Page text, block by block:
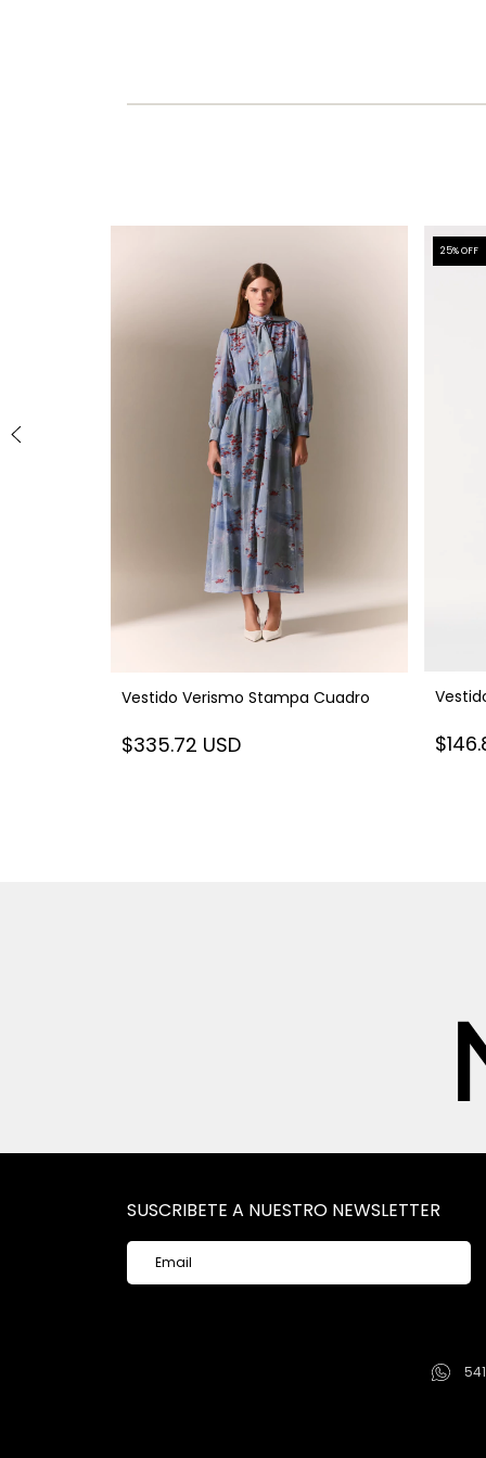
Vestido Verismo Stampa Cuadro
$335.72 USD
25% OFF
SUSCRIBETE A NUESTRO NEWSLETTER